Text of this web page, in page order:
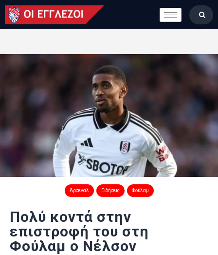
LONDON CALLING
ΚΑΤΗΓΟΡΙΕΣ
ΠΟΙΟΙ ΕΙΜΑΣΤΕ
Άρσεναλ Ειδήσεις Φούλαμ
Πολύ κοντά στην
επιστροφή του στη
Φούλαμ ο Νέλσον